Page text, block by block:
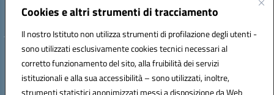
Cookies e altri strumenti di tracciamento
Il nostro Istituto non utilizza strumenti di profilazione degli utenti -
sono utilizzati esclusivamente cookies tecnici necessari al
corretto funzionamento del sito, alla fruibilità dei servizi
istituzionali e alla sua accessibilità – sono utilizzati, inoltre,
strumenti statistici anonimizzati messi a disposizione da Web
P.N. Dotazione di attrezzature per le palestre
Via Luna e Sole, 44 07100, Sassari - Tel 079293287 - Fax 0793764116
- Mail: ssvc010009@istruzione.it - PEC: ssvc010009@pec.istruzione.it
- C.F. / P.IVA Convitto 80000150906 - C.F. Scuole 92073300904